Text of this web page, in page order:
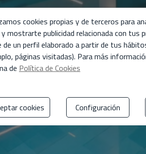
cookies propias y de terceros para
mostrarte publicidad relacionada con tus
de un perfil elaborado a partir de tus
páginas visitadas). Para más
de Política de Cookies
cookies Configuración